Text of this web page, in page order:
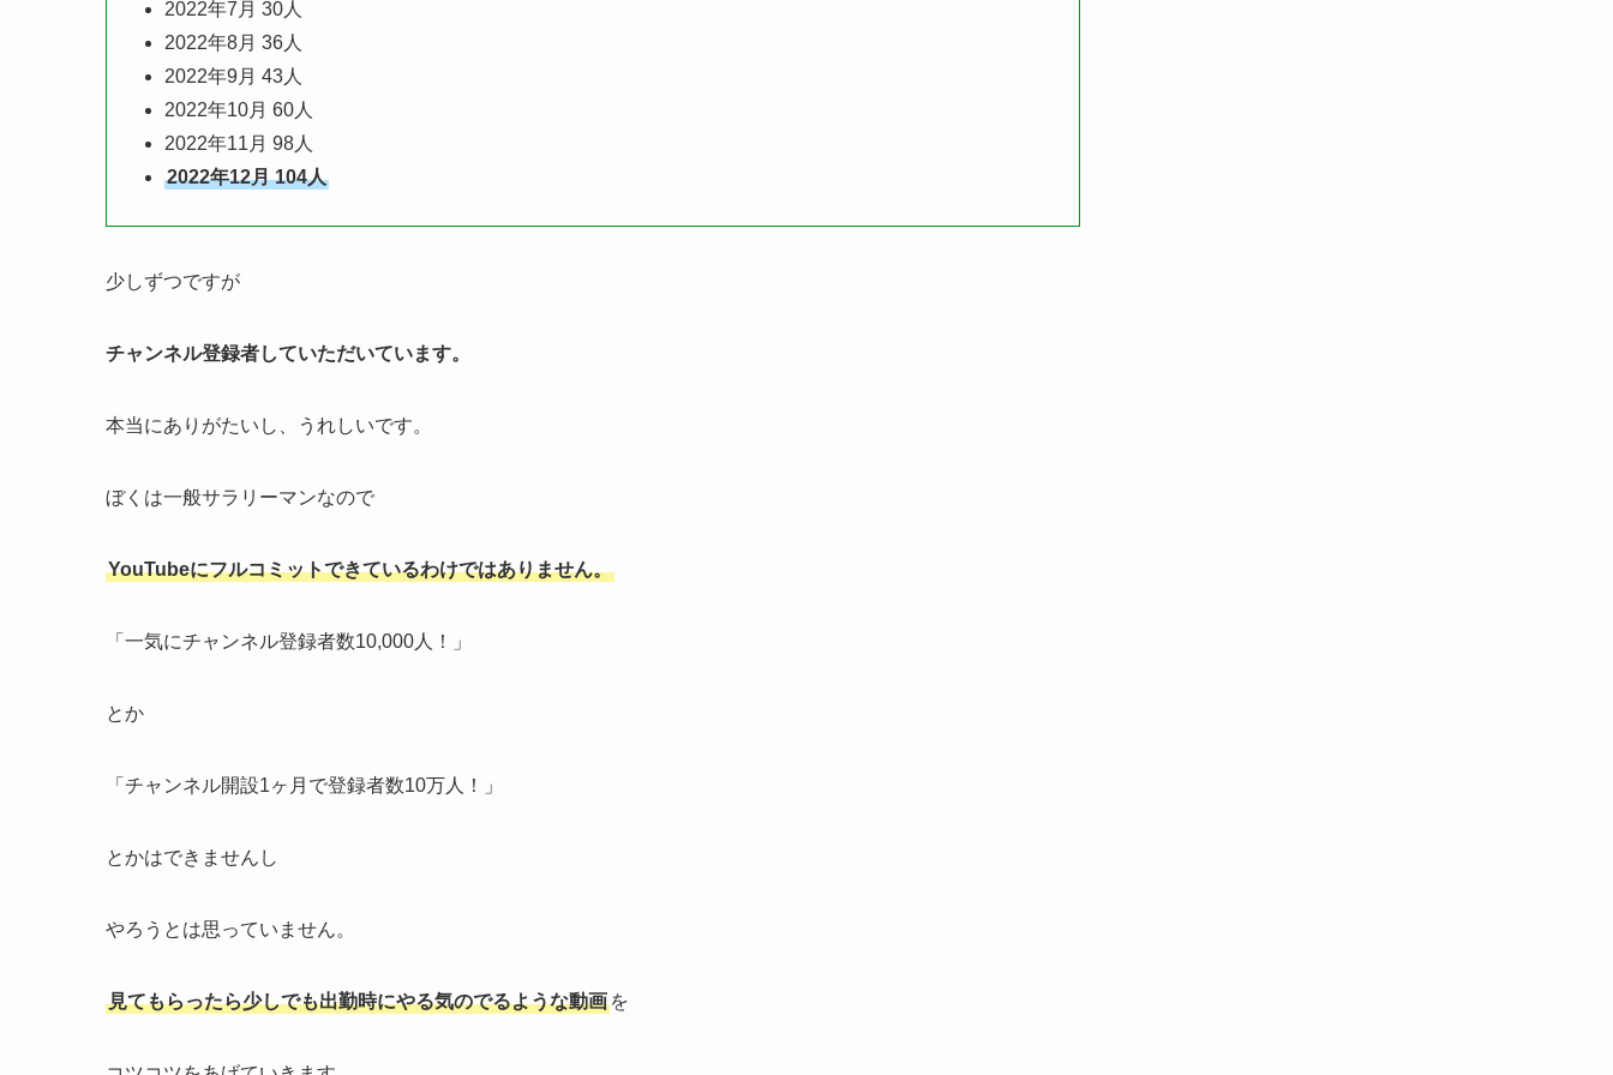
2022年7月 30人
2022年8月 36人
2022年9月 43人
2022年10月 60人
2022年11月 98人
2022年12月 104人
少しずつですが
チャンネル登録者していただいています。
本当にありがたいし、うれしいです。
ぼくは一般サラリーマンなので
YouTubeにフルコミットできているわけではありません。
「一気にチャンネル登録者数10,000人！」
とか
「チャンネル開設1ヶ月で登録者数10万人！」
とかはできませんし
やろうとは思っていません。
見てもらったら少しでも出勤時にやる気のでるような動画 を